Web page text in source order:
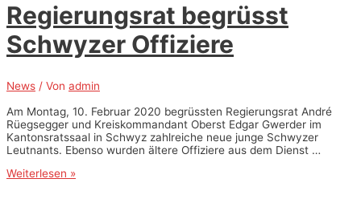
und
Zivilschutz
Regierungsrat begrüsst
Schwyzer Offiziere
News / Von admin
Am Montag, 10. Februar 2020 begrüssten Regierungsrat André
Rüegsegger und Kreiskommandant Oberst Edgar Gwerder im
Kantonsratssaal in Schwyz zahlreiche neue junge Schwyzer
Leutnants. Ebenso wurden ältere Offiziere aus dem Dienst …
Regierungsrat
Weiterlesen »